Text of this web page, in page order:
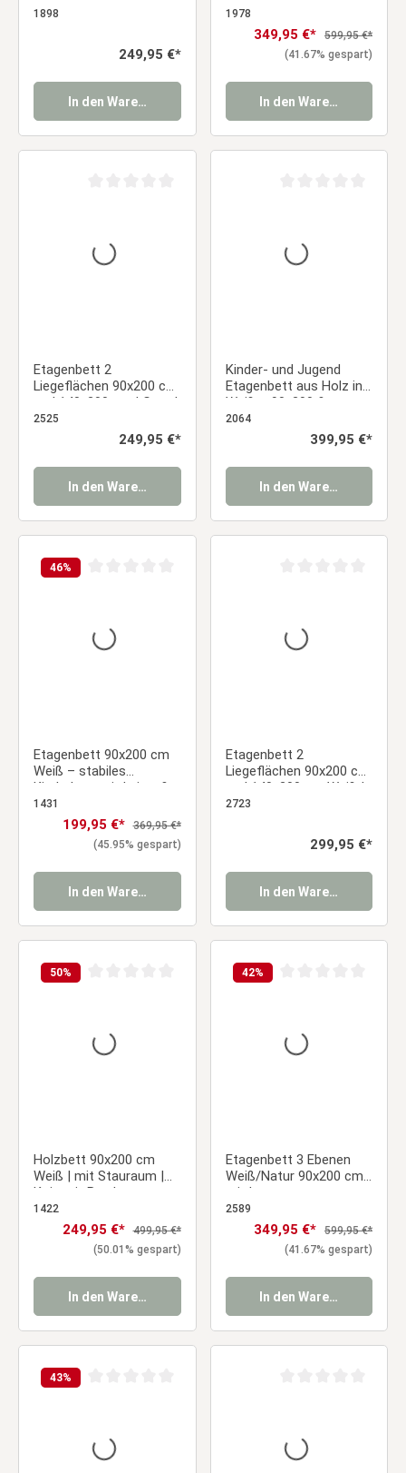
Holz
1898
Regulärer Preis:
249,95 €*
In den Warenkorb
Lattenrost
1978
Verkaufspreis:
349,95 €* Regulärer Preis:
599,95 €*
(41.67% gespart)
In den Warenkorb
Etagenbett 2
Liegeflächen 90x200 cm
und 140x200 cm | Grau |
mit Lattenrost
2525
Regulärer Preis:
249,95 €*
In den Warenkorb
Kinder- und Jugend
Etagenbett aus Holz in
Weiß – 90x200 &
140x200 cm mit
Lattenrost und
2064
Regulärer Preis:
399,95 €*
In den Warenkorb
46%
Etagenbett 90x200 cm
Weiß – stabiles
Kinderbett mit Leiter &
Lattenrost für
Geschwisterzimmer
1431
Verkaufspreis:
199,95 €* Regulärer Preis:
369,95 €*
(45.95% gespart)
In den Warenkorb
Etagenbett 2
Liegeflächen 90x200 cm
und 140x200 cm Weiß |
mit 2 Bettkästen | mit
2723
Regulärer Preis:
299,95 €*
In den Warenkorb
50%
Holzbett 90x200 cm
Weiß | mit Stauraum |
Koje mit Bettkasten
|mit Lattenrost | Kind
Jugend Gast
Schlafzimmer
1422
Verkaufspreis:
249,95 €* Regulärer Preis:
499,95 €*
(50.01% gespart)
In den Warenkorb
42%
Etagenbett 3 Ebenen
Weiß/Natur 90x200 cm
mit Lattenrost
2589
Verkaufspreis:
349,95 €* Regulärer Preis:
599,95 €*
(41.67% gespart)
In den Warenkorb
43%